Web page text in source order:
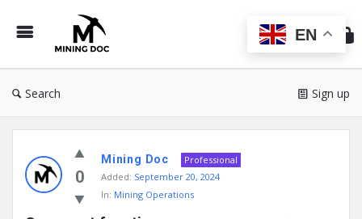
Doc
Search Sign up
Doc
Latest
Posts
0
Mining Doc
Professional
Added: September 20, 2024
In: Mining Operations
EN